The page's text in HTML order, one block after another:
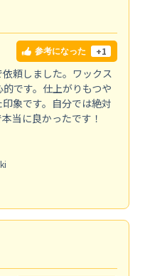
参考になった +1
頼しました。ワックス
です。仕上がりもつや
象です。自分では絶対
当に良かったです！